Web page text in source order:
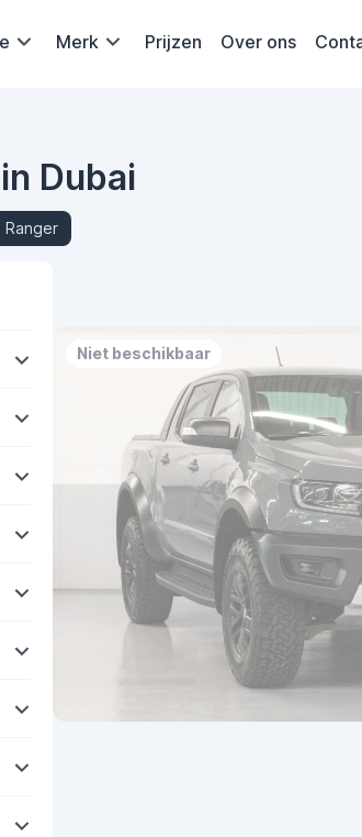
Merk Prijzen Over ons
Dubai
Ranger
Niet beschikbaar